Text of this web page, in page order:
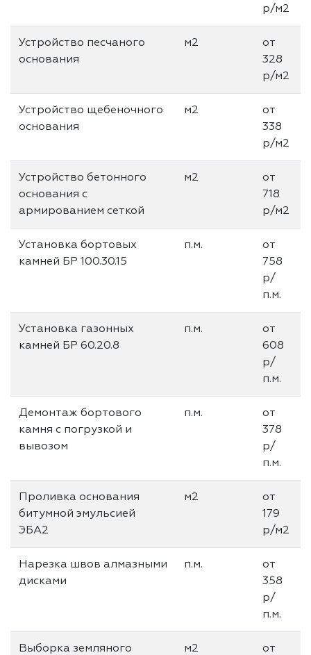
р/м2
Устройство песчаного
основания
м2
от
328
р/м2
Устройство щебеночного
основания
м2
от
338
р/м2
Устройство бетонного
основания с
армированием сеткой
м2
от
718
р/м2
Установка бортовых
камней БР 100.30.15
п.м.
от
758
р/
п.м.
Установка газонных
камней БР 60.20.8
п.м.
от
608
р/
п.м.
Демонтаж бортового
камня с погрузкой и
вывозом
п.м.
от
378
р/
п.м.
Проливка основания
битумной эмульсией
ЭБА2
м2
от
179
р/м2
Нарезка швов алмазными
дисками
п.м.
от
358
р/
п.м.
Выборка земляного м2 от